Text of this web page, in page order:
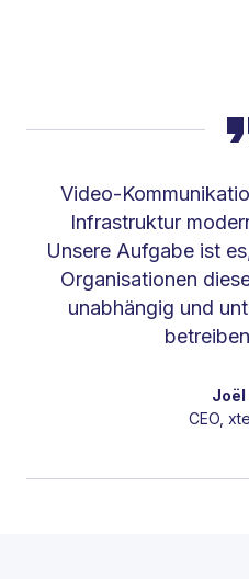
Video-
Infrastruktur
Unsere Aufgabe ist
Organisationen
unabhängig und
Joël
CEO,